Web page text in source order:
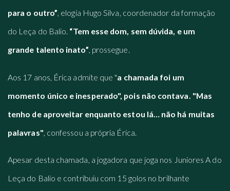
para o outro”, elogia Hugo Silva, coordenador da formação
do Leça do Balio. “Tem esse dom, sem dúvida, e um
grande talento inato”, prossegue.
Aos 17 anos, Érica admite que "a chamada foi um
momento único e inesperado", pois não contava. "Mas
tenho de aproveitar enquanto estou lá… não há muitas
palavras" , confessou a própria Érica.
Apesar desta chamada, a jogadora que joga nos Juniores A do
Leça do Balio e contribuiu com 15 golos no brilhante